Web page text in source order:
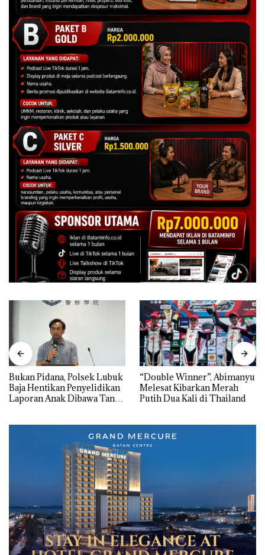
Bukan Pidana, Polsek Lubuk
Baja Hentikan Penyelidikan
Laporan Anak Dibawa Tanpa
“Double Winner”, Abimanyu
Melesat Kibarkan Merah
Putih Dua Kali di Thailand